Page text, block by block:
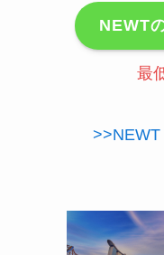
NEWT
最
>>NEWT